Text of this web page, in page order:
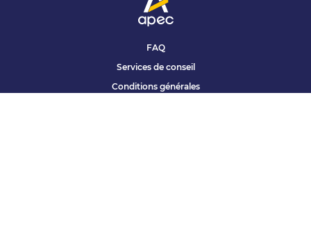
FAQ
Services de conseil
Conditions générales